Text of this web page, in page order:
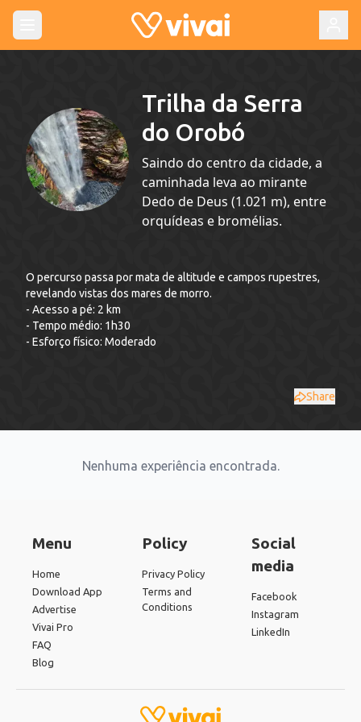
Trilha da Serra
do Orobó
Saindo do centro da cidade, a
caminhada leva ao mirante
Dedo de Deus (1.021 m), entre
orquídeas e bromélias.
O percurso passa por mata de altitude e campos rupestres,
revelando vistas dos mares de morro.
- Acesso a pé: 2 km
- Tempo médio: 1h30
- Esforço físico: Moderado
Share
Nenhuma experiência encontrada.
Menu
Home
Download App
Advertise
Vivai Pro
FAQ
Blog
Policy
Privacy Policy
Terms and
Conditions
Social
media
Facebook
Instagram
LinkedIn